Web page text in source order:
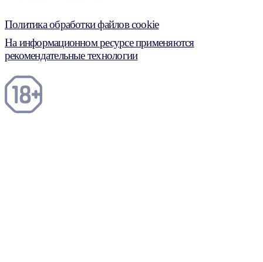
Политика обработки файлов cookie
На информационном ресурсе применяются
рекомендательные технологии